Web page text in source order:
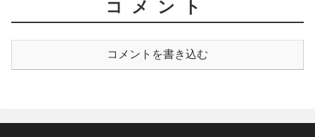
コメント
コメントを書き込む